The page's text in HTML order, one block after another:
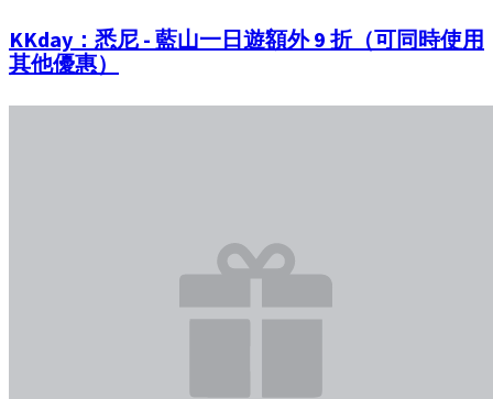
KKday：悉尼 - 藍山一日遊額外 9 折（可同時使用
其他優惠）